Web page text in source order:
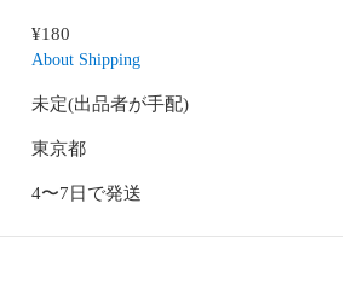
¥180
About Shipping
未定(出品者が手配)
東京都
4〜7日で発送